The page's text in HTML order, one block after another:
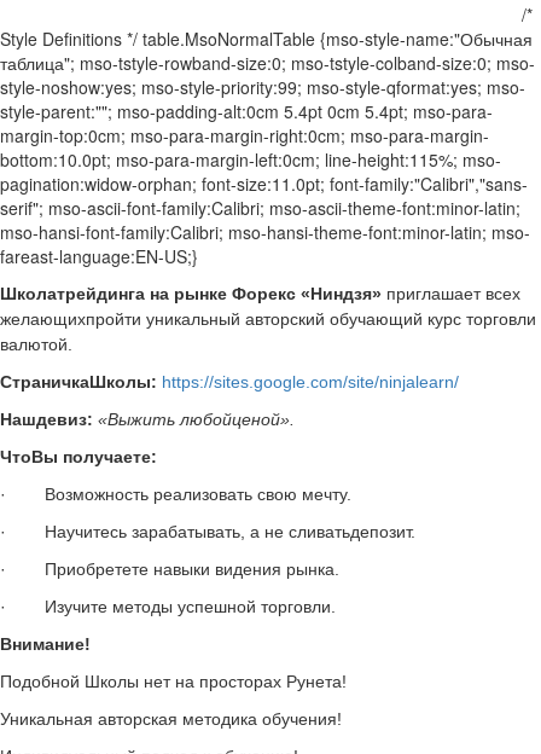
/*
Style Definitions */ table.MsoNormalTable {mso-style-name:"Обычная
таблица"; mso-tstyle-rowband-size:0; mso-tstyle-colband-size:0; mso-
style-noshow:yes; mso-style-priority:99; mso-style-qformat:yes; mso-
style-parent:""; mso-padding-alt:0cm 5.4pt 0cm 5.4pt; mso-para-
margin-top:0cm; mso-para-margin-right:0cm; mso-para-margin-
bottom:10.0pt; mso-para-margin-left:0cm; line-height:115%; mso-
pagination:widow-orphan; font-size:11.0pt; font-family:"Calibri","sans-
serif"; mso-ascii-font-family:Calibri; mso-ascii-theme-font:minor-latin;
mso-hansi-font-family:Calibri; mso-hansi-theme-font:minor-latin; mso-
fareast-language:EN-US;}
Школатрейдинга на рынке Форекс «Ниндзя» приглашает всех
желающихпройти уникальный авторский обучающий курс торговли
валютой.
СтраничкаШколы: https://sites.google.com/site/ninjalearn/
Нашдевиз: «Выжить любойценой».
ЧтоВы получаете:
·
Возможность реализовать свою мечту.
·
Научитесь зарабатывать, а не сливатьдепозит.
·
Приобретете навыки видения рынка.
·
Изучите методы успешной торговли.
Внимание!
Подобной Школы нет на просторах Рунета!
Уникальная авторская методика обучения!